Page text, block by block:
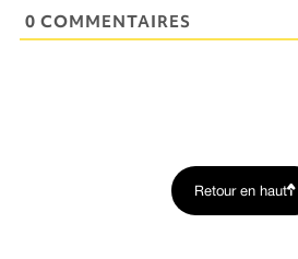
0 COMMENTAIRES
Retour en haut